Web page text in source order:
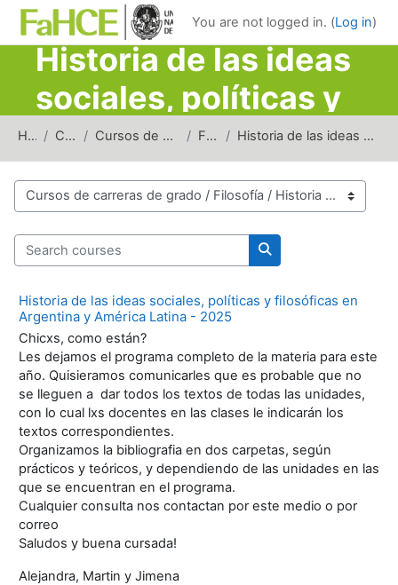
Skip to main content
You are not logged in. (Log in)
Historia de las ideas
sociales, políticas y
filosóficas en
Argentina y América
Latina
Home Courses Cursos de carreras de grado Filosofía Historia de las ideas sociales, políticas y filosó...
Course categories
Search courses
Search courses
Historia de las ideas sociales, políticas y filosóficas en
Argentina y América Latina - 2025
Chicxs, como están?
Les dejamos el programa completo de la materia para este
año. Quisieramos comunicarles que es probable que no
se lleguen a dar todos los textos de todas las unidades,
con lo cual lxs docentes en las clases le indicarán los
textos correspondientes.
Organizamos la bibliografia en dos carpetas, según
prácticos y teóricos, y dependiendo de las unidades en las
que se encuentran en el programa.
Cualquier consulta nos contactan por este medio o por
correo
Saludos y buena cursada!
Alejandra, Martin y Jimena